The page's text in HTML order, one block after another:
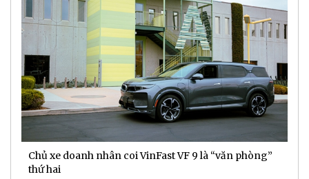
Chủ xe doanh nhân coi VinFast VF 9 là “văn phòng”
thứ hai